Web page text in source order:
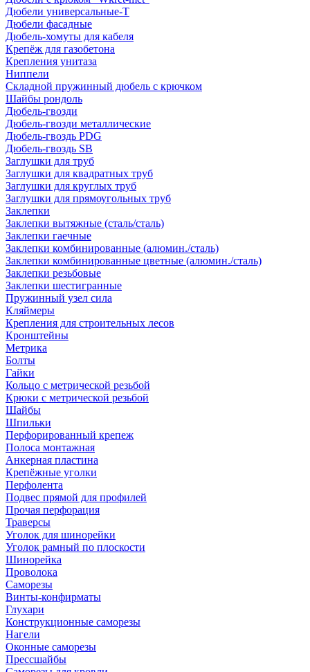
Дюбели универсальные-Т
Дюбели фасадные
Дюбель-хомуты для кабеля
Крепёж для газобетона
Крепления унитаза
Ниппели
Складной пружинный дюбель с крючком
Шайбы рондоль
Дюбель-гвозди
Дюбель-гвозди металлические
Дюбель-гвоздь PDG
Дюбель-гвоздь SB
Заглушки для труб
Заглушки для квадратных труб
Заглушки для круглых труб
Заглушки для прямоугольных труб
Заклепки
Заклепки вытяжные (сталь/сталь)
Заклепки гаечные
Заклепки комбинированные (алюмин./сталь)
Заклепки комбинированные цветные (алюмин./сталь)
Заклепки резьбовые
Заклепки шестигранные
Пружинный узел сила
Кляймеры
Крепления для строительных лесов
Кронштейны
Метрика
Болты
Гайки
Кольцо с метрической резьбой
Крюки с метрической резьбой
Шайбы
Шпильки
Перфорированный крепеж
Полоса монтажная
Анкерная пластина
Крепёжные уголки
Перфолента
Подвес прямой для профилей
Прочая перфорация
Траверсы
Уголок для шинорейки
Уголок рамный по плоскости
Шинорейка
Проволока
Саморезы
Винты-конфирматы
Глухари
Конструкционные саморезы
Нагели
Оконные саморезы
Прессшайбы